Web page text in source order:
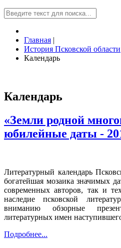
Главная |
История Псковской области
Календарь
Календарь
«Земли родной
юбилейные даты -
Литературный календарь
богатейшая мозаика значимых
современных авторов, так и
наследие псковской
вниманию обзорные
литературных имен
Подробнее...